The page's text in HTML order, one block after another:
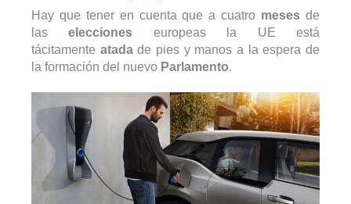
Hay que tener en cuenta que a cuatro meses de
laselecciones europeas la UE está
tácitamente atadade pies y manos a la espera de
la formación del nuevo Parlamento.